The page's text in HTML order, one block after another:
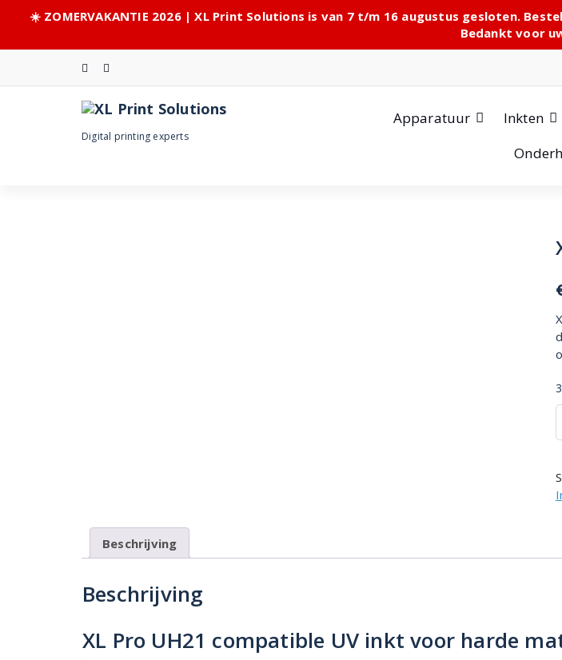
☀️ ZOMERVAKANTIE 2026 | XL Print Solutions is van 7 t/m 16 augustus gesloten.
Bedankt voor
Digital printing experts
Apparatuur Inkten
Beschrijving
Beschrijving
XL Pro UH21 compatible UV inkt voor harde